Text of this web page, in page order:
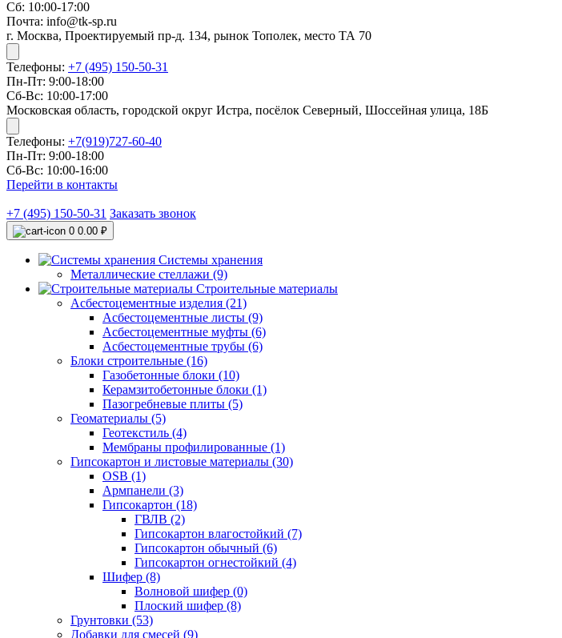
Сб: 10:00-17:00
Почта: info@tk-sp.ru
г. Москва, Проектируемый пр-д. 134, рынок Тополек, место ТА 70
Телефоны: +7 (495) 150-50-31
Пн-Пт: 9:00-18:00
Сб-Вс: 10:00-17:00
Московская область, городской округ Истра, посёлок Северный, Шоссейная улица, 18Б
Телефоны: +7(919)727-60-40
Пн-Пт: 9:00-18:00
Сб-Вс: 10:00-16:00
Перейти в контакты
+7 (495) 150-50-31 Заказать звонок
0 0.00 ₽
Системы хранения
Металлические стеллажи (9)
Строительные материалы
Асбестоцементные изделия (21)
Асбестоцементные листы (9)
Асбестоцементные муфты (6)
Асбестоцементные трубы (6)
Блоки строительные (16)
Газобетонные блоки (10)
Керамзитобетонные блоки (1)
Пазогребневые плиты (5)
Геоматериалы (5)
Геотекстиль (4)
Мембраны профилированные (1)
Гипсокартон и листовые материалы (30)
OSB (1)
Армпанели (3)
Гипсокартон (18)
ГВЛВ (2)
Гипсокартон влагостойкий (7)
Гипсокартон обычный (6)
Гипсокартон огнестойкий (4)
Шифер (8)
Волновой шифер (0)
Плоский шифер (8)
Грунтовки (53)
Добавки для смесей (9)